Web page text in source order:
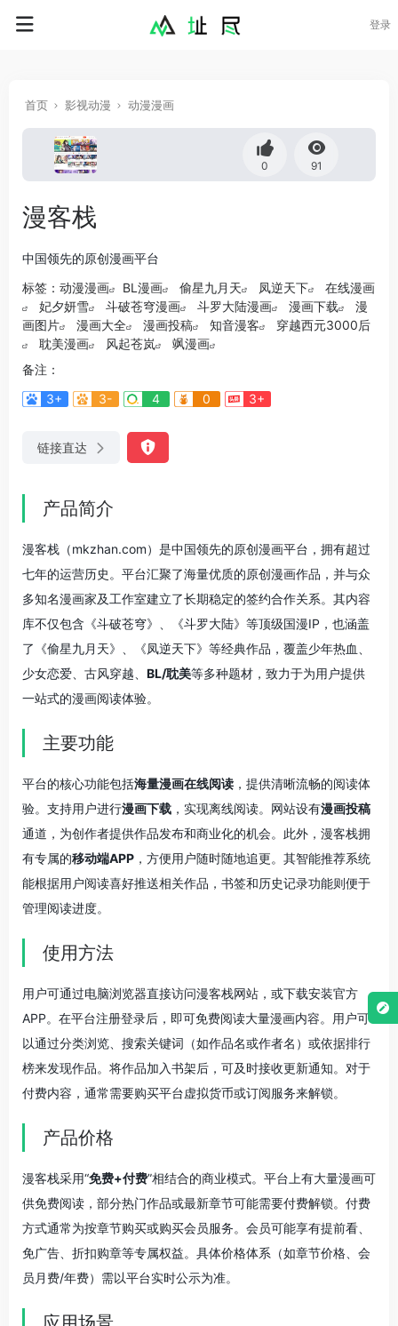
登录
首页 影视动漫 动漫漫画
0 91
漫客栈
中国领先的原创漫画平台
标签： 动漫漫画 BL漫画 偷星九月天 凤逆天下
在线漫画
妃夕妍雪
斗破苍穹漫画 斗罗大陆漫画 漫画下载
漫
画图片
漫画大全 漫画投稿 知音漫客
穿越西元3000后
耽美漫画
风起苍岚
飒漫画
备注：
3+
3- 4 0 3+
链接直达
产品简介
漫客栈（mkzhan.com）是中国领先的原创漫画平台，拥有超过
七年的运营历史。平台汇聚了海量优质的原创漫画作品，并与众
多知名漫画家及工作室建立了长期稳定的签约合作关系。其内容
库不仅包含《斗破苍穹》、《斗罗大陆》等顶级国漫IP，也涵盖
了《偷星九月天》、《凤逆天下》等经典作品，覆盖少年热血、
少女恋爱、古风穿越、 BL/耽美等多种题材，致力于为用户提供
一站式的漫画阅读体验。
主要功能
平台的核心功能包括海量漫画在线阅读 ，提供清晰流畅的阅读体
验。支持用户进行漫画下载 ，实现离线阅读。网站设有漫画投稿
通道，为创作者提供作品发布和商业化的机会。此外，漫客栈拥
有专属的移动端APP ，方便用户随时随地追更。其智能推荐系统
能根据用户阅读喜好推送相关作品，书签和历史记录功能则便于
管理阅读进度。
使用方法
用户可通过电脑浏览器直接访问漫客栈网站，或下载安装官方
APP。在平台注册登录后，即可免费阅读大量漫画内容。用户可
以通过分类浏览、搜索关键词（如作品名或作者名）或依据排行
榜来发现作品。将作品加入书架后，可及时接收更新通知。对于
付费内容，通常需要购买平台虚拟货币或订阅服务来解锁。
产品价格
漫客栈采用“免费+付费”相结合的商业模式。平台上有大量漫画可
供免费阅读，部分热门作品或最新章节可能需要付费解锁。付费
方式通常为按章节购买或购买会员服务。会员可能享有提前看、
免广告、折扣购章等专属权益。具体价格体系（如章节价格、会
员月费/年费）需以平台实时公示为准。